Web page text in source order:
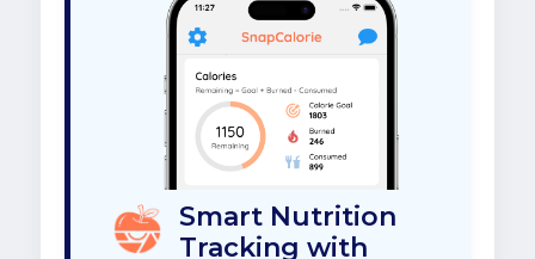
Smart Nutrition
Tracking with